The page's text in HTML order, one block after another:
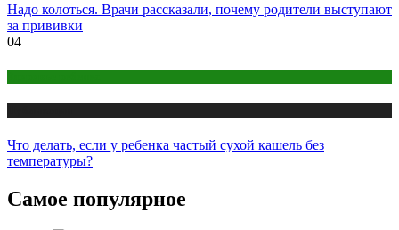
Надо колоться. Врачи рассказали, почему родители выступают
за прививки
04
Что делать, если у ребенка частый сухой кашель без
температуры?
Самое популярное